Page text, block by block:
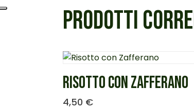
PRODOTTI
RISOTTO CON ZAFFERANO
4,50 €